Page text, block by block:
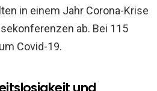
in einem Jahr Corona-Krise
ab. Bei 115
Covid-19.